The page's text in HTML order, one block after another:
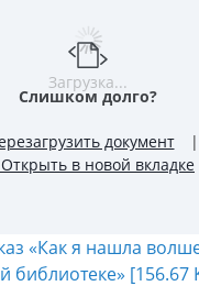
Загрузка...
Слишком долго?
документ
|
Открыть в новой вкладке
«Как я нашла
библиотеке» [156.67